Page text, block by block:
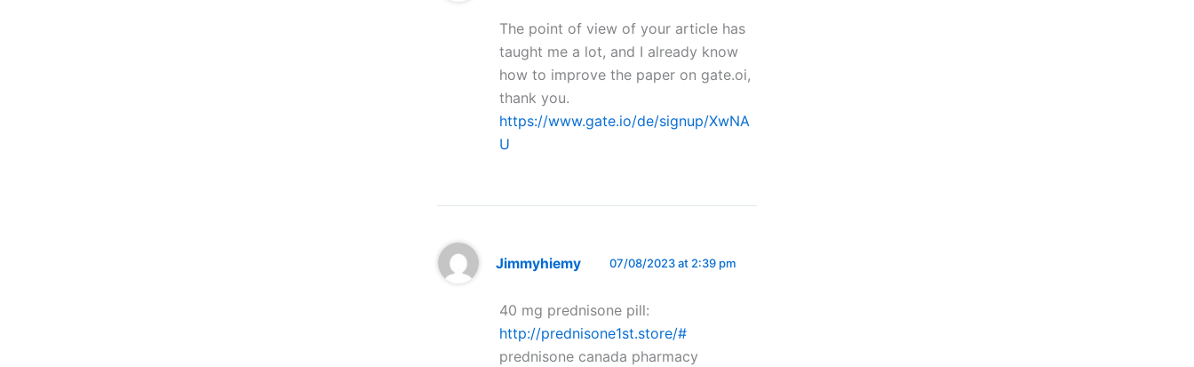
The point of view of your article has
taught me a lot, and I already know
how to improve the paper on gate.oi,
thank you.
https://www.gate.io/de/signup/XwNA
U
Jimmyhiemy 07/08/2023 at 2:39 pm
40 mg prednisone pill:
http://prednisone1st.store/#
prednisone canada pharmacy